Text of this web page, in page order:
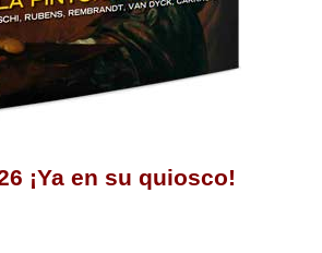
¡Ya en su quiosco!